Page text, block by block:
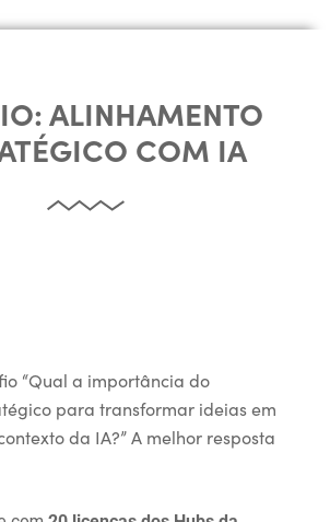
ALINHAMENTO
COM IA
“Qual a importância do
para transformar ideias em
da IA?” A melhor resposta